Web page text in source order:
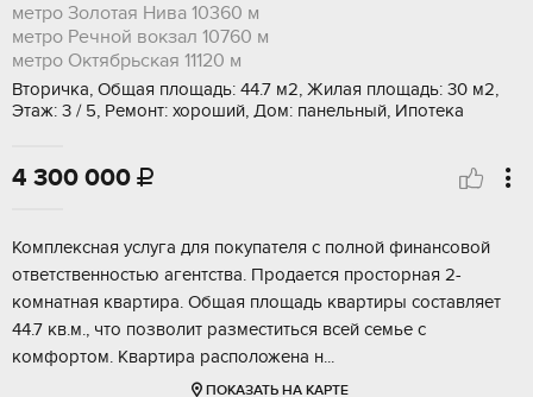
метро Золотая Нива 10360 м
метро Речной вокзал 10760 м
метро Октябрьская 11120 м
Вторичка, Общая площадь: 44.7 м2, Жилая площадь: 30 м2,
Этаж: 3 / 5, Ремонт: хороший, Дом: панельный, Ипотека
4 300 000 
Комплексная услуга для покупателя с полной финансовой
ответственностью агентства. Продается просторная 2-
комнатная квартира. Общая площадь квартиры составляет
44.7 кв.м., что позволит разместиться всей семье с
комфортом. Квартира расположена н...
ПОКАЗАТЬ НА КАРТЕ